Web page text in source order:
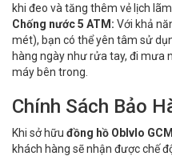
khi đeo và tăng thêm vẻ lịch
Chống nước 5 ATM: Với khả
mét), bạn có thể yên tâm sử
hàng ngày như rửa tay, đi mưa
máy bên trong.
Chính Sách Bảo
Khi sở hữu đồng hồ Oblvlo
khách hàng sẽ nhận được chế